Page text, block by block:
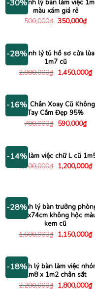
-30%Thanh lý bàn làm việc 1m
màu xám giá rẻ
500,000₫ Giá
350,000₫Giá
hiện
-28%Thanh lý tủ hồ sơ cửa lùa
1m7 cũ
2,000,000₫ Giá
gốc
1,450,000₫
-16%
Ghế Chân Xoay Cũ Không
Tay Cầm Đẹp 95%
700,000₫ Giá
590,000₫Giá
hiện
-14%
Bàn làm việc chữ L cũ
1,400,000₫ Giá
gốc
1,200,000₫
-28%
Thanh lý bàn trưởng
1m6x74cm không hộc
kem cũ
1,600,000₫ Giá
gốc
1,150,000₫
-18%
Thanh lý bàn làm việc
1m8 x 1m2 chân sắt
2,200,000₫ Giá
gốc
1,800,000₫